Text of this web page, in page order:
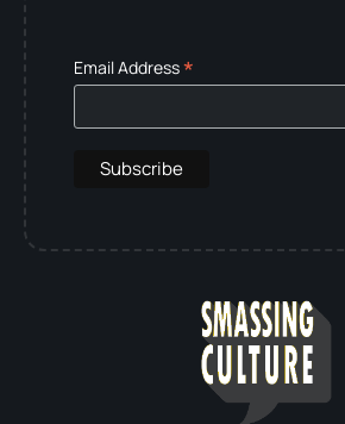
Email Address*